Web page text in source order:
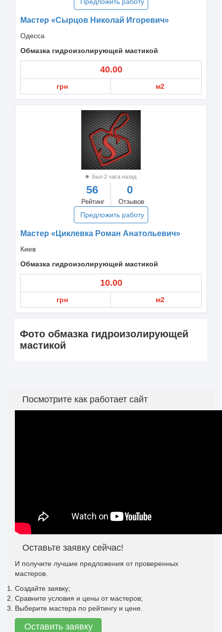
Мастер «Сырцов Николай Игоревич»
Одесса
Обмазка гидроизолирующей мастикой
40.00
грн м2
Был 2 часа назад
56
Рейтинг
0
Отзывов
Предложить работу
Мастер «Циклевка Роман Анатольевич»
Киев
Обмазка гидроизолирующей мастикой
10.00
грн м2
Фото обмазка гидроизолирующей
мастикой
Посмотрите как работает сайт
Оставьте заявку сейчас!
И получите лучшие предложения от проверенных
мастеров.
Создайте заявку;
Сравните условия и цены от мастеров;
Выберите мастера по рейтингу и цене.
Оставить заявку